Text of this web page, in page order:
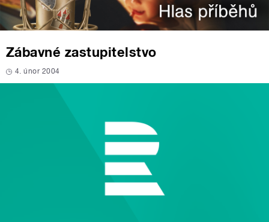
Zábavné zastupitelstvo
4. únor 2004